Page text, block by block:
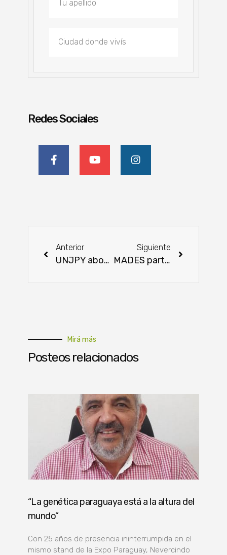
Redes Sociales
Anterior
UNJPY aboga por la sostenibilidad de los fondos jubilatorios
Siguiente
MADES participa en la presentación de la Estrategia de Hidrógeno Verde en Paraguay
Mirá más
Posteos relacionados
“La genética paraguaya está a la altura del
mundo”
Con 25 años de presencia ininterrumpida en el
mismo stand de la Expo Paraguay, Nevercindo